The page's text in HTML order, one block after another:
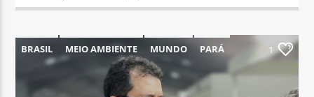
BRASIL MEIO AMBIENTE MUNDO
PARÁ
1